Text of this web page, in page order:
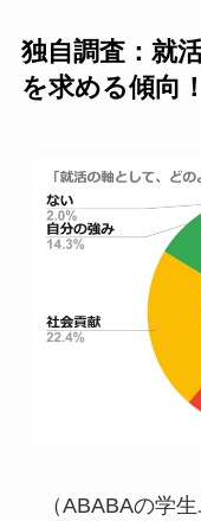
独自調査：就
を求める傾向！
（ABABAの学